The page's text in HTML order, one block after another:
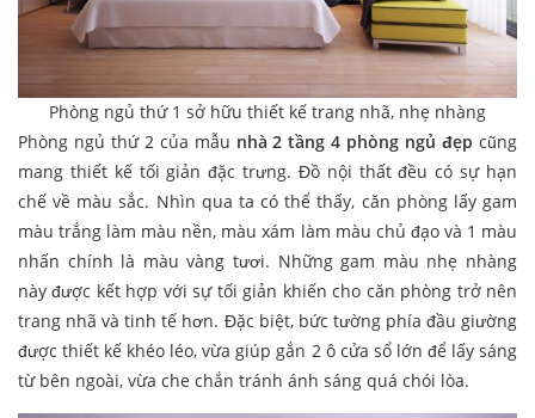
Phòng ngủ thứ 1 sở hữu thiết kế trang nhã, nhẹ nhàng
Phòng ngủ thứ 2 của mẫu nhà 2 tầng 4 phòng ngủ đẹpcũng
mang thiết kế tối giản đặc trưng. Đồ nội thất đều có sự hạn
chế về màu sắc. Nhìn qua ta có thể thấy, căn phòng lấy gam
màu trắng làm màu nền, màu xám làm màu chủ đạo và 1 màu
nhấn chính là màu vàng tươi. Những gam màu nhẹ nhàng
này được kết hợp với sự tối giản khiến cho căn phòng trở nên
trang nhã và tinh tế hơn. Đặc biệt, bức tường phía đầu giường
được thiết kế khéo léo, vừa giúp gắn 2 ô cửa sổ lớn để lấy sáng
từ bên ngoài, vừa che chắn tránh ánh sáng quá chói lòa.